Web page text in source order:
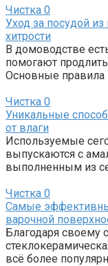
Чистка 0
Уход за посудой
хитрости
В домоводстве
помогают
Основные правила
Чистка 0
Уникальные
от влаги
Используемые
выпускаются с
выполненным из
Чистка 0
Самые
варочной
Благодаря своему
всё более